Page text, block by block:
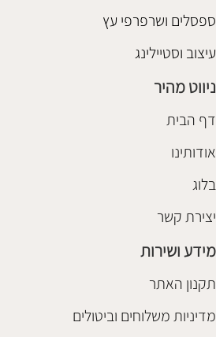
ספסלים ושרפרפי עץ
עיצוב וסטיילינג
ניווט מהיר
דף הבית
אודותינו
בלוג
יצירת קשר
מידע ושירות
תקנון האתר
מדיניות משלוחים וביטולים